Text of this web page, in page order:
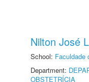
Nilton José
School: Faculdade
Department:
OBSTETRÍCIA